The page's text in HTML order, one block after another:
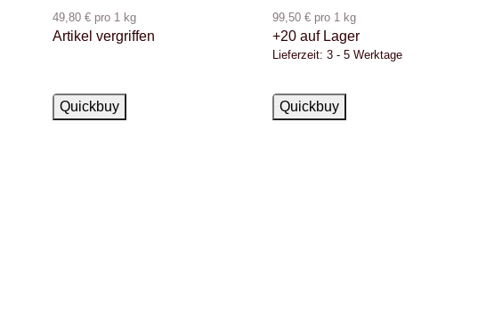
49,80 € pro 1 kg
Artikel vergriffen
99,50 € pro 1 kg
+20 auf Lager
Lieferzeit: 3 - 5 Werktage
Quickbuy
Auf Lager Quickbuy
Auf Lager